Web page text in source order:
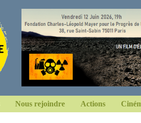
Nous rejoindre Actions